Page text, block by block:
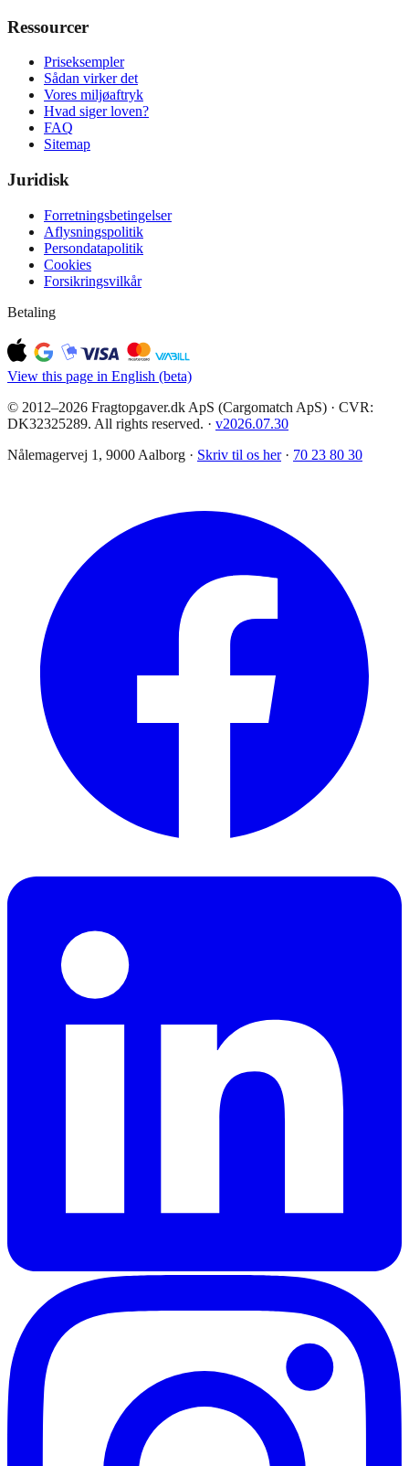
Ressourcer
Priseksempler
Sådan virker det
Vores miljøaftryk
Hvad siger loven?
FAQ
Sitemap
Juridisk
Forretningsbetingelser
Aflysningspolitik
Persondatapolitik
Cookies
Forsikringsvilkår
Betaling
View this page in English (beta)
© 2012–2026 Fragtopgaver.dk ApS (Cargomatch ApS) · CVR:
DK32325289. All rights reserved. · v2026.07.30
Nålemagervej 1, 9000 Aalborg · Skriv til os her · 70 23 80 30